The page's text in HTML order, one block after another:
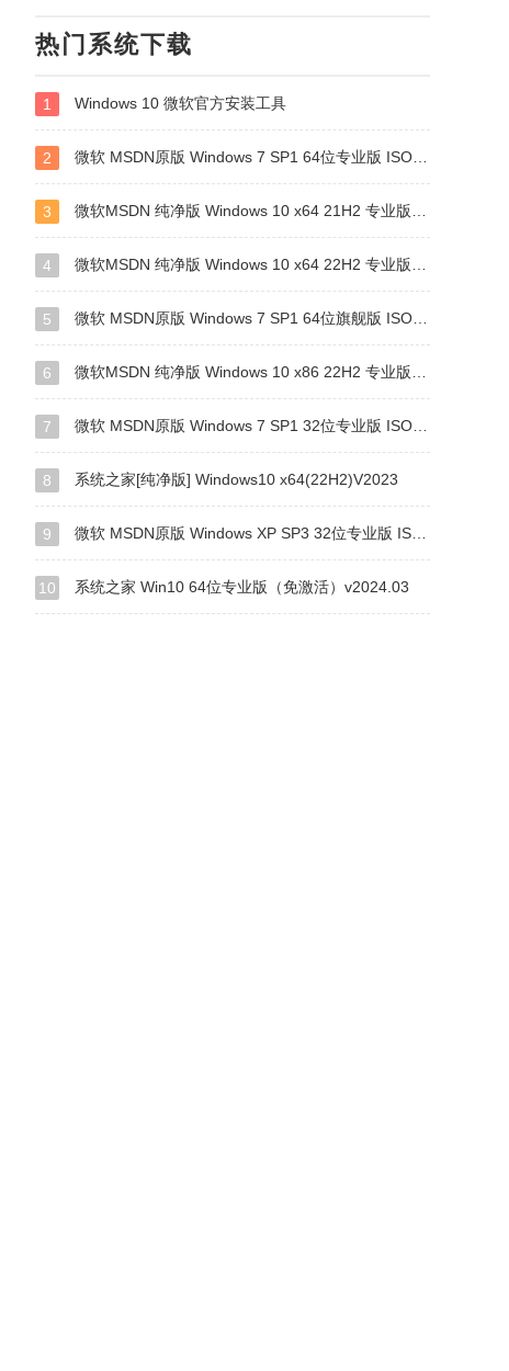
热门系统下载
1 Windows 10 微软官方安装工具
2 微软 MSDN原版 Windows 7 SP1 64位专业版 ISO镜像 (Win7 64位)
3 微软MSDN 纯净版 Windows 10 x64 21H2 专业版 2022年4月更新
4 微软MSDN 纯净版 Windows 10 x64 22H2 专业版 2022年10月更新
5 微软 MSDN原版 Windows 7 SP1 64位旗舰版 ISO镜像 (Win7 64位)
6 微软MSDN 纯净版 Windows 10 x86 22H2 专业版 2022年10月更新
7 微软 MSDN原版 Windows 7 SP1 32位专业版 ISO镜像 (Win7 32位)
8 系统之家[纯净版] Windows10 x64(22H2)V2023
9 微软 MSDN原版 Windows XP SP3 32位专业版 ISO镜像
10 系统之家 Win10 64位专业版（免激活）v2024.03